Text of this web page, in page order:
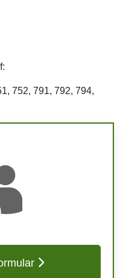
752, 791, 792, 794,